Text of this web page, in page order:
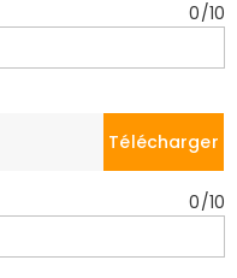
0/10
Télécharger
0/10